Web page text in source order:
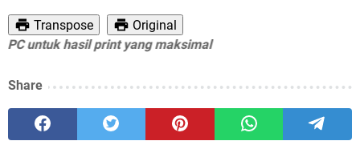
Transpose
Original
untuk hasil print yang maksimal
Share